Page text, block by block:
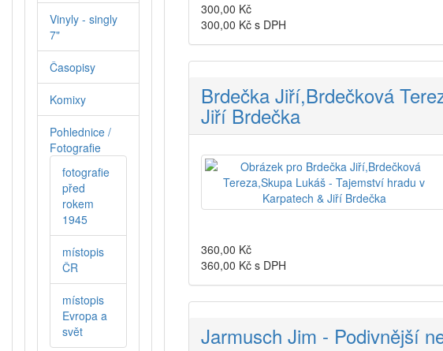
300,00 Kč
300,00 Kč s DPH
Brdečka Jiří,Brdečková
Jiří Brdečka
360,00 Kč
360,00 Kč s DPH
Jarmusch Jim - Podivnější
Vinyly - singly
7"
Časopisy
Komixy
Pohlednice /
Fotografie
fotografie
před
rokem
1945
místopis
ČR
místopis
Evropa a
svět